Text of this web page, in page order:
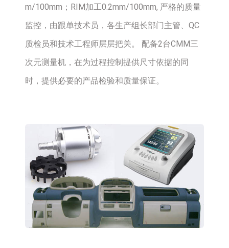
m/100mm；RIM加工0.2mm/100mm, 严格的质量
监控，由跟单技术员，各生产组长部门主管、QC
质检员和技术工程师层层把关。 配备2台CMM三
次元测量机，在为过程控制提供尺寸依据的同
时，提供必要的产品检验和质量保证。